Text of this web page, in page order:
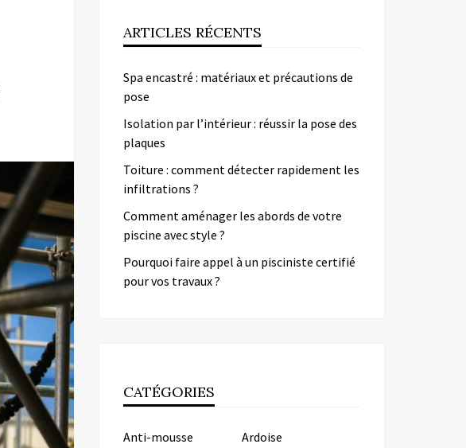
ARTICLES RÉCENTS
Spa encastré : matériaux et précautions de
pose
Isolation par l’intérieur : réussir la pose des
plaques
Toiture : comment détecter rapidement les
infiltrations ?
Comment aménager les abords de votre
piscine avec style ?
Pourquoi faire appel à un pisciniste certifié
pour vos travaux ?
CATÉGORIES
Anti-mousse
Ardoise